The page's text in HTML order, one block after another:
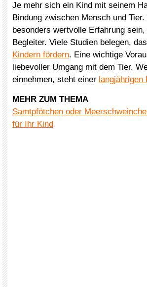
Je mehr sich ein Kind mit seinem
Bindung zwischen Mensch und
besonders wertvolle Erfahrung
Begleiter. Viele Studien belegen,
Kindern fördern. Eine wichtige
liebevoller Umgang mit dem Tier.
einnehmen, steht einer langjährigen
MEHR ZUM THEMA
Samtpfötchen oder
für Ihr Kind